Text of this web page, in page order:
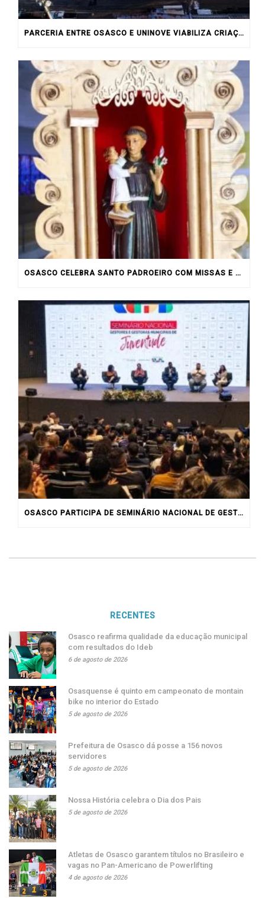
PARCERIA ENTRE OSASCO E UNINOVE VIABILIZA CRIAÇÃO DE CENTRO DE ESPECIALIDADES NO CENTRO
OSASCO CELEBRA SANTO PADROEIRO COM MISSAS E PROCISSÃO
OSASCO PARTICIPA DE SEMINÁRIO NACIONAL DE GESTORES MUNICIPAIS DE JUVENTUDE EM BRASÍLIA
RECENTES
Osasco reafirma qualidade da educação municipal
com resultados do Ideb
6 de agosto de 2026
Osasquense é quinto em campeonato de montain
bike no interior do Estado
5 de agosto de 2026
Prefeitura de Osasco dá posse a 156 novos
servidores
5 de agosto de 2026
Nossa História celebra o Dia dos Pais
5 de agosto de 2026
Atletas de Osasco garantem títulos no Brasileiro e
vagas no Pan-Americano de Powerlifting
4 de agosto de 2026